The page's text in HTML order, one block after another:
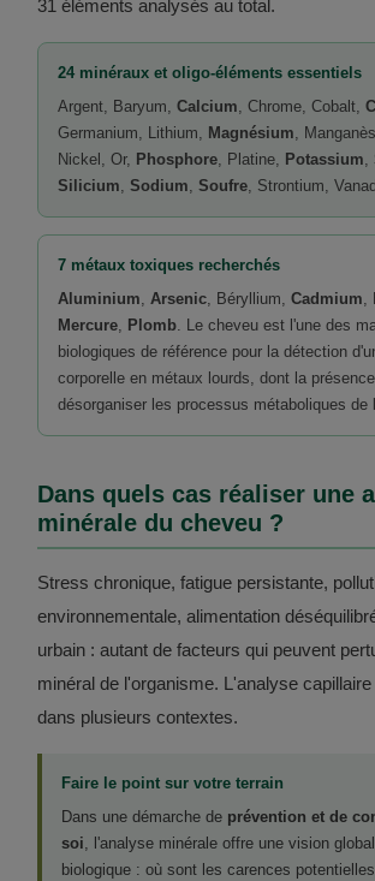
31 éléments analysés au total.
24 minéraux et oligo-éléments essentiels
Argent, Baryum, Calcium, Chrome, Cobalt,
Germanium, Lithium, Magnésium,
Nickel, Or, Phosphore, Platine, Potassium,
Silicium, Sodium, Soufre, Strontium,
7 métaux toxiques recherchés
Aluminium, Arsenic, Béryllium, Cadmium,
Mercure, Plomb. Le cheveu est l'une des
biologiques de référence pour la détection
corporelle en métaux lourds, dont la
désorganiser les processus métaboliques de
Dans quels cas réaliser une
minérale du cheveu ?
Stress chronique, fatigue persistante,
environnementale, alimentation
urbain : autant de facteurs qui peuvent
minéral de l'organisme. L'analyse
dans plusieurs contextes.
Faire le point sur votre terrain
Dans une démarche de prévention et de
soi, l'analyse minérale offre une vision
biologique : où sont les carences